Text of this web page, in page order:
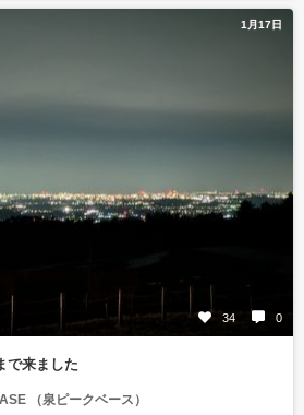
1月17日
34 0
で来ました
（泉ピークベース）